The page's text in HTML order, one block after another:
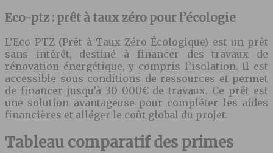
Eco-ptz : prêt à taux zéro pour l’écologie
L’Eco-PTZ (Prêt à Taux Zéro Écologique) est un prêt
sans intérêt, destiné à financer des travaux de
rénovation énergétique, y compris l’isolation. Il est
accessible sous conditions de ressources et permet
de financer jusqu’à 30 000€ de travaux. Ce prêt est
une solution avantageuse pour compléter les aides
financières et alléger le coût global du projet.
Tableau comparatif des primes